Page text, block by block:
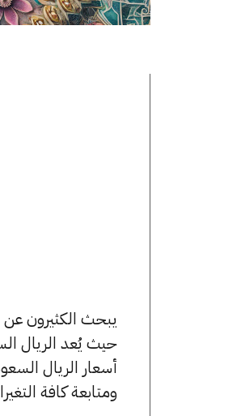
حيث يُعد الريال
ومتابعة كافة